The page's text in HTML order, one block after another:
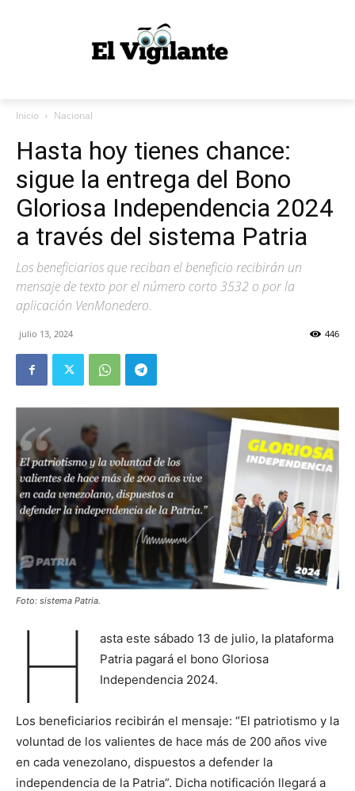
Inicio Nacional
Hasta hoy tienes chance:
sigue la entrega del Bono
Gloriosa Independencia 2024
a través del sistema Patria
Los beneficiarios que reciban el beneficio recibirán un
mensaje de texto por el número corto 3532 o por la
aplicación VenMonedero.
julio 13, 2024 446
Foto: sistema Patria.
H
asta este sábado 13 de julio, la plataforma
Patria pagará el bono Gloriosa
Independencia 2024.
Los beneficiarios recibirán el mensaje: “El patriotismo y la
voluntad de los valientes de hace más de 200 años vive
en cada venezolano, dispuestos a defender la
independencia de la Patria”. Dicha notificación llegará a